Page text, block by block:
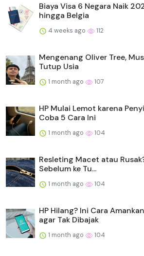
Biaya Visa 6 Negara Naik
hingga Belgia
4 weeks ago 112
Mengenang Oliver Tree,
Tutup Usia
1 month ago 107
HP Mulai Lemot karena
Coba 5 Cara Ini
1 month ago 104
Resleting Macet atau
Sebelum ke Tu...
1 month ago 104
HP Hilang? Ini Cara
agar Tak Dibajak
1 month ago 104